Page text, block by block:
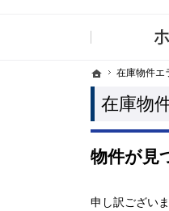
ホーム
在庫物件
在庫物
物件が見
申し訳ございま
ホーム
在庫物件エ